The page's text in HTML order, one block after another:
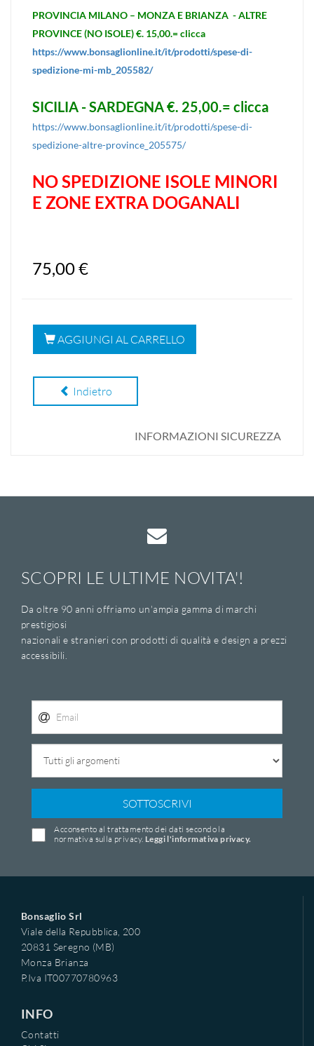
PROVINCIA MILANO – MONZA E BRIANZA - ALTRE
PROVINCE (NO ISOLE) €. 15,00.= clicca
https://www.bonsaglionline.it/it/prodotti/spese-di-
spedizione-mi-mb_205582/
SICILIA - SARDEGNA €. 25,00.= clicca
https://www.bonsaglionline.it/it/prodotti/spese-di-
spedizione-altre-province_205575/
NO SPEDIZIONE ISOLE MINORI
E ZONE EXTRA DOGANALI
75,00 €
AGGIUNGI AL CARRELLO
Indietro
INFORMAZIONI SICUREZZA
SCOPRI LE ULTIME NOVITA'!
Da oltre 90 anni offriamo un'ampia gamma di marchi
prestigiosi
nazionali e stranieri con prodotti di qualità e design a prezzi
accessibili.
SOTTOSCRIVI
Acconsento al trattamento dei dati secondo la
normativa sulla privacy. Leggi l'informativa privacy.
Bonsaglio Srl
Viale della Repubblica, 200
20831 Seregno (MB)
Monza Brianza
P.Iva IT00770780963
INFO
Contatti